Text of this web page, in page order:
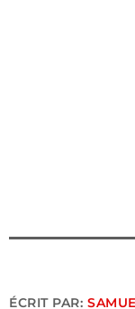
ÉCRIT PAR: